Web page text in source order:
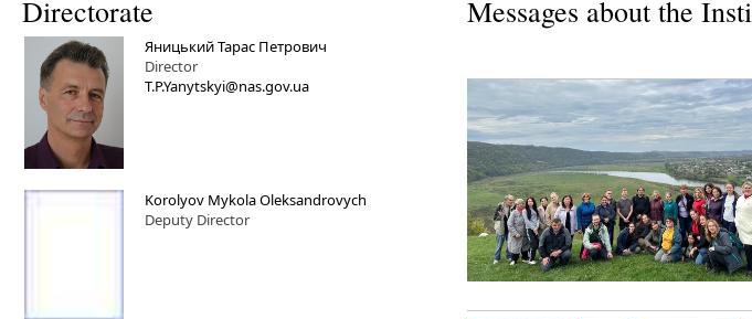
Directorate
Яницький Тарас Петрович
Director
T.P.Yanytskyi@nas.gov.ua
Korolyov Mykola Oleksandrovych
Deputy Director
Messages about the